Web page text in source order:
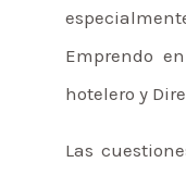
Emprendo
hotelero y
Las